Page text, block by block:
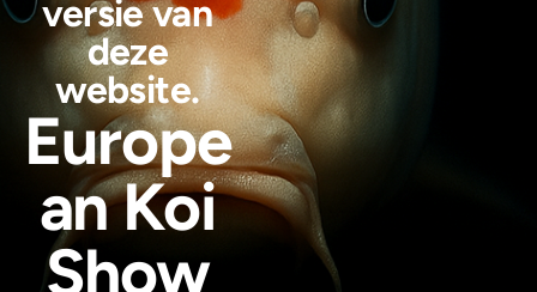
versie van
deze
website.
Europe
an Koi
Show